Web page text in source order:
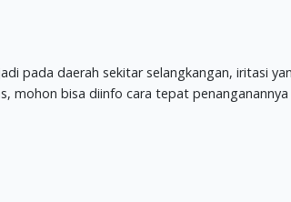
pada daerah sekitar selangkangan, iritasi
mohon bisa diinfo cara tepat